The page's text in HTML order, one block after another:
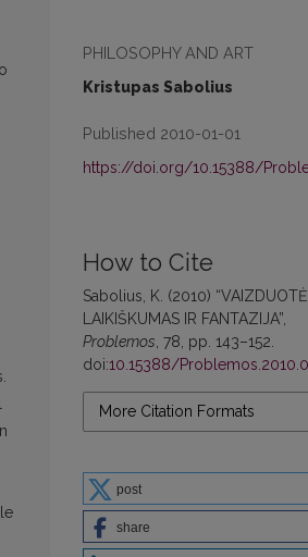
PHILOSOPHY AND ART
Kristupas Sabolius
Published 2010-01-01
https://doi.org/10.15388/
How to Cite
Sabolius, K. (2010)
LAIKIŠKUMAS IR FANTAZIJA”,
Problemos , 78, pp. 143–152.
doi:10.15388/
More Citation Formats
post
share